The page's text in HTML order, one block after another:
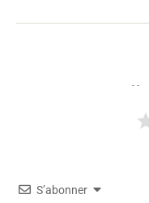
S’abonner